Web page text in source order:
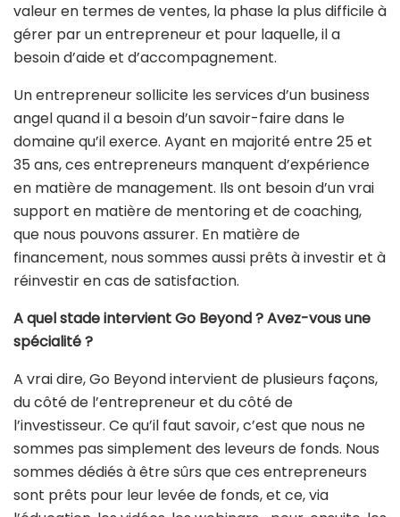
valeur en termes de ventes, la phase la plus difficile à
gérer par un entrepreneur et pour laquelle, il a
besoin d’aide et d’accompagnement.
Un entrepreneur sollicite les services d’un business
angel quand il a besoin d’un savoir-faire dans le
domaine qu’il exerce. Ayant en majorité entre 25 et
35 ans, ces entrepreneurs manquent d’expérience
en matière de management. Ils ont besoin d’un vrai
support en matière de mentoring et de coaching,
que nous pouvons assurer. En matière de
financement, nous sommes aussi prêts à investir et à
réinvestir en cas de satisfaction.
A quel stade intervient Go Beyond ? Avez-vous une
spécialité ?
A vrai dire, Go Beyond intervient de plusieurs façons,
du côté de l’entrepreneur et du côté de
l’investisseur. Ce qu’il faut savoir, c’est que nous ne
sommes pas simplement des leveurs de fonds. Nous
sommes dédiés à être sûrs que ces entrepreneurs
sont prêts pour leur levée de fonds, et ce, via